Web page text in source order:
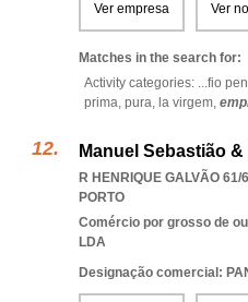
Ver empresa Ver
Matches in the search for:
Activity categories: ...fio
prima, pura, la virgem,
Manuel Sebastião
R HENRIQUE GALVÃO 61/
PORTO
Comércio por grosso de
LDA
Designação comercial: